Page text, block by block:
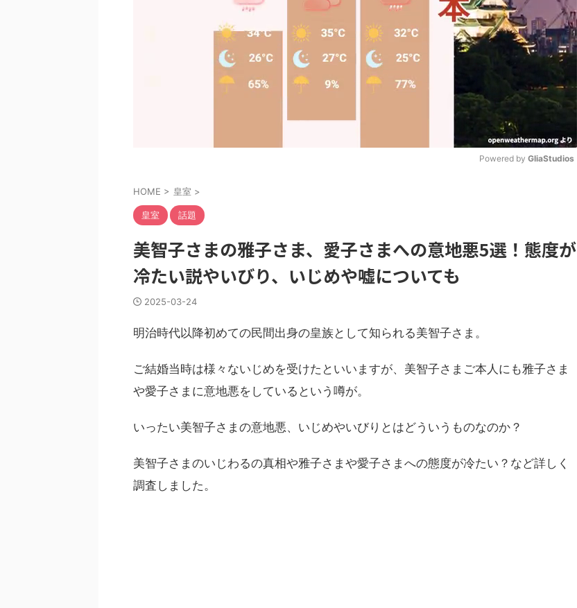
e
Powered by GliaStudios
HOME > 皇室 >
皇室 話題
美智子さまの雅子さま、愛子さまへの意地悪5選！態度が
冷たい説やいびり、いじめや嘘についても
2025-03-24
明治時代以降初めての民間出身の皇族として知られる美智子さま。
ご結婚当時は様々ないじめを受けたといいますが、美智子さまご本人にも雅子さま
や愛子さまに意地悪をしているという噂が。
いったい美智子さまの意地悪、いじめやいびりとはどういうものなのか？
美智子さまのいじわるの真相や雅子さまや愛子さまへの態度が冷たい？など詳しく
調査しました。